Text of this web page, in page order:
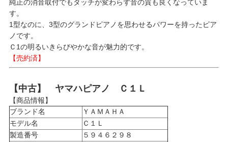
純正の消音取付でもタッチが変わらず音の質も良くなっていま
す。
1型なのに、3型のグランドピアノを思わせるパワーを持ったピア
ノです。
Ｃ1の明るいきらびやかな音が魅力的です。
【売約済】
【中古】 ヤマハピアノ Ｃ１Ｌ
【商品情報】
ブランド名
ＹＡＭＡＨＡ
モデル名
Ｃ１Ｌ
製造番号
５９４６２９８